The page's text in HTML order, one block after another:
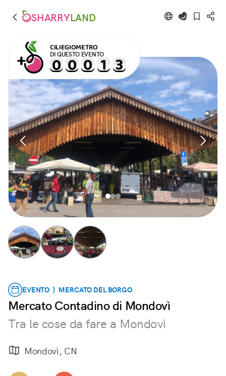
SHARRYLAND
CILIEGIOMETRO
DI QUESTO EVENTO
EVENTO } MERCATO DEL BORGO
Mercato Contadino di Mondovì
Tra le cose da fare a Mondovì
Mondovì, CN